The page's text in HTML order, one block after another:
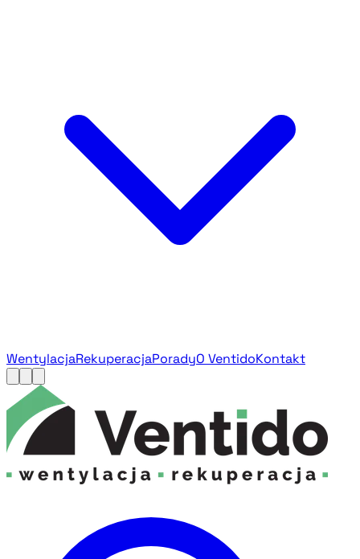
WentylacjaRekuperacjaPoradyO VentidoKontakt